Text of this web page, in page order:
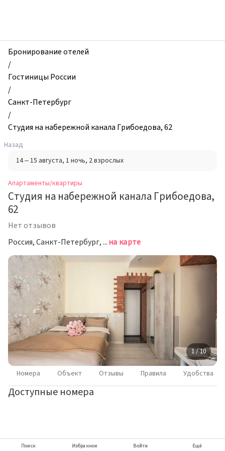
и
квартиры,
Студия
на
набережной
канала
Грибоедова,
62,
Санкт-
Петербург,
Россия
Бронирование отелей
/
Гостиницы России
/
Санкт-Петербург
/
Студия на набережной канала Грибоедова, 62
Назад
14 – 15 августа, 1 ночь, 2 взрослых
Апартаменты/квартиры
Студия на набережной канала Грибоедова,
62
Нет отзывов
Россия, Санкт-Петербург, набережная канала Грибоедова, 62на карте
1 / 10
Номера Объект Отзывы Правила Удобства
Доступные номера
Поиск Избранное Войти Ещё